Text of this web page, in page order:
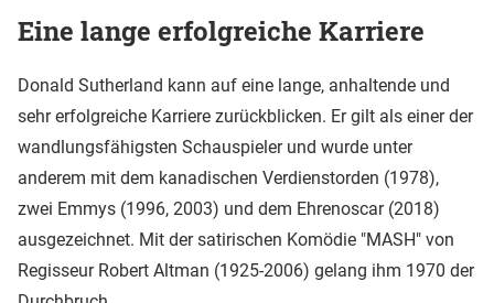
Eine lange erfolgreiche Karriere
Donald Sutherland kann auf eine lange, anhaltende und
sehr erfolgreiche Karriere zurückblicken. Er gilt als einer der
wandlungsfähigsten Schauspieler und wurde unter
anderem mit dem kanadischen Verdienstorden (1978),
zwei Emmys (1996, 2003) und dem Ehrenoscar (2018)
ausgezeichnet. Mit der satirischen Komödie "MASH" von
Regisseur Robert Altman (1925-2006) gelang ihm 1970 der